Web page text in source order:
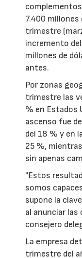
7.400 millones
trimestre
incremento
millones de
antes.
Por zonas
trimestre las
% en Estados
ascenso fue
del 18 % y en
25 %,
sin apenas
"Estos
somos
supone la
al anunciar
consejero
La empresa
trimestre del